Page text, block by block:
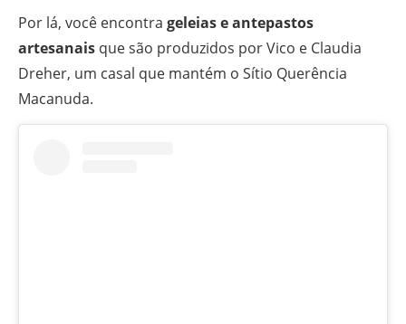
Por lá, você encontra geleias e antepastos
artesanais que são produzidos por Vico e Claudia
Dreher, um casal que mantém o Sítio Querência
Macanuda.